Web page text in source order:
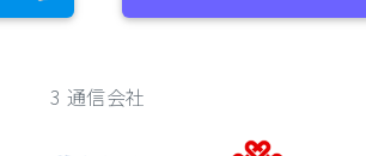
3 通信会社